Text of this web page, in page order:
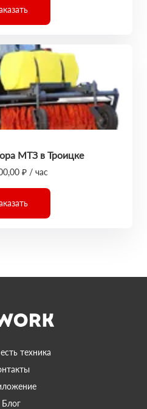
МТЗ в Троицке
₽ / час
техника
Блог